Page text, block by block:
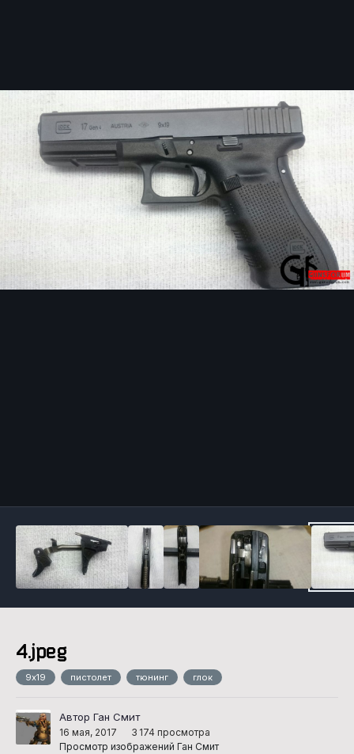
4.jpeg
9х19 пистолет тюнинг глок
Автор Ган Смит
16 мая, 2017
3 174 просмотра
Просмотр изображений Ган Смит